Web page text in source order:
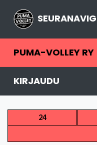
PUMA-VOLLEY RY
KIRJAUDU
24